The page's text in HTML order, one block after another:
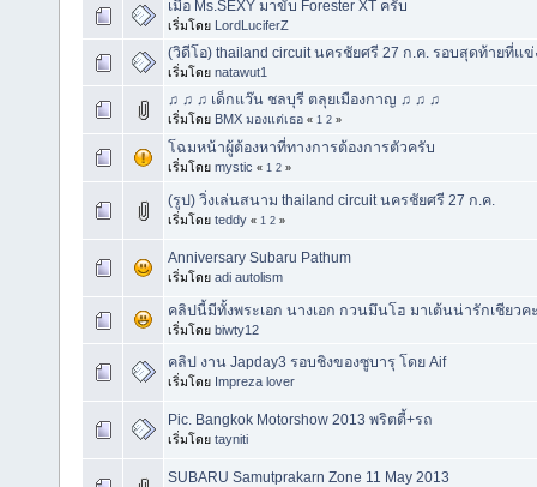
เมื่อ Ms.SEXY มาขับ Forester XT ครับ
เริ่มโดย LordLuciferZ
(วิดีโอ) thailand circuit นครชัยศรี 27 ก.ค. รอบสุดท้ายที่แ
เริ่มโดย natawut1
♫ ♫ ♫ เด็กแว๊น ชลบุรี ตลุยเมืองกาญ ♫ ♫ ♫
เริ่มโดย BMX มองแต่เธอ « 1 2 »
โฉมหน้าผู้ต้องหาที่ทางการต้องการตัวครับ
เริ่มโดย mystic « 1 2 »
(รูป) วิ่งเล่นสนาม thailand circuit นครชัยศรี 27 ก.ค.
เริ่มโดย teddy « 1 2 »
Anniversary Subaru Pathum
เริ่มโดย adi autolism
คลิปนี้มีทั้งพระเอก นางเอก กวนมึนโฮ มาเต้นน่ารักเชียวค
เริ่มโดย biwty12
คลิป งาน Japday3 รอบชิงของซูบารุ โดย Aif
เริ่มโดย Impreza lover
Pic. Bangkok Motorshow 2013 พริตตี้+รถ
เริ่มโดย tayniti
SUBARU Samutprakarn Zone 11 May 2013